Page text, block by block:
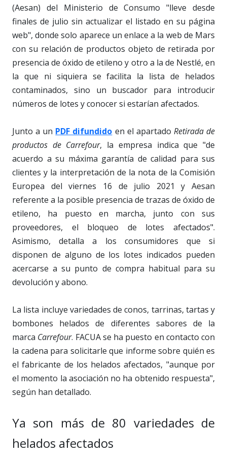
(Aesan) del Ministerio de Consumo "lleve desde
finales de julio sin actualizar el listado en su página
web", donde solo aparece un enlace a la web de Mars
con su relación de productos objeto de retirada por
presencia de óxido de etileno y otro a la de Nestlé, en
la que ni siquiera se facilita la lista de helados
contaminados, sino un buscador para introducir
números de lotes y conocer si estarían afectados.
Junto a un PDF difundido en el apartado Retirada de
productos de Carrefour, la empresa indica que "de
acuerdo a su máxima garantía de calidad para sus
clientes y la interpretación de la nota de la Comisión
Europea del viernes 16 de julio 2021 y Aesan
referente a la posible presencia de trazas de óxido de
etileno, ha puesto en marcha, junto con sus
proveedores, el bloqueo de lotes afectados".
Asimismo, detalla a los consumidores que si
disponen de alguno de los lotes indicados pueden
acercarse a su punto de compra habitual para su
devolución y abono.
La lista incluye variedades de conos, tarrinas, tartas y
bombones helados de diferentes sabores de la
marca Carrefour. FACUA se ha puesto en contacto con
la cadena para solicitarle que informe sobre quién es
el fabricante de los helados afectados, "aunque por
el momento la asociación no ha obtenido respuesta",
según han detallado.
Ya son más de 80 variedades de
helados afectados